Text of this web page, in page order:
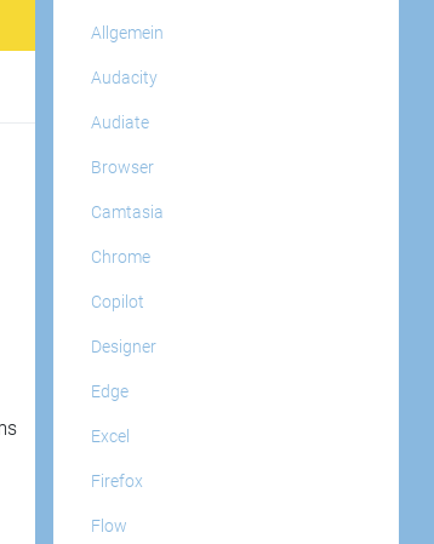
Allgemein
Audacity
Audiate
Browser
Camtasia
Chrome
Copilot
Designer
Edge
Excel
Firefox
Flow